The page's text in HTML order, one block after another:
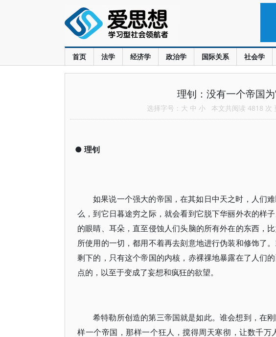
首页 法学 经济学 政治学 国际关系 社会学
理钊：没有一个帝国
选择字号： 大 中 小 本文共阅读 4818 次
● 理钊
如果说一个强大的帝国，在其如日中天之时，人们
么，到它日暮途穷之际，就会看到它脱下华丽外衣的样
的眼睛、耳朵，直至侵蚀人们头脑的所有外在的东西，
所使用的一切，都用不着再去刻意地进行伪装和修饰了
剩下的，只有这个帝国的内核，赤裸祼地暴露在了人们
点的，以至于变成了妄想和疯狂的欲望。
希特勒所创造的第三帝国就是如此。谁会想到，在
样一个帝国，那样一个狂人，搅得周天寒彻，让数千